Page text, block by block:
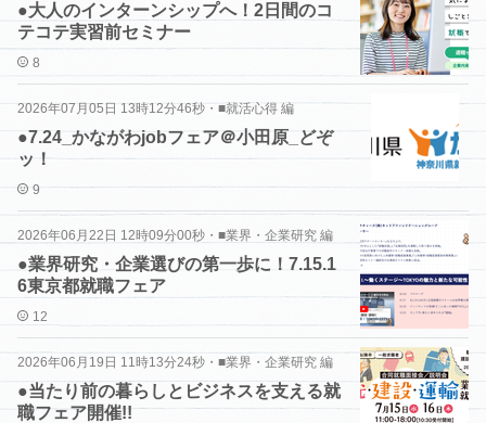
●大人のインターンシップへ！2日間のコ
テコテ実習前セミナー
8
2026年07月05日 13時12分46秒 ・ ■就活心得 編
●7.24_かながわjobフェア＠小田原_どぞ
ッ！
9
2026年06月22日 12時09分00秒 ・ ■業界・企業研究 編
●業界研究・企業選びの第一歩に！7.15.1
6東京都就職フェア
12
2026年06月19日 11時13分24秒 ・ ■業界・企業研究 編
●当たり前の暮らしとビジネスを支える就
職フェア開催!!